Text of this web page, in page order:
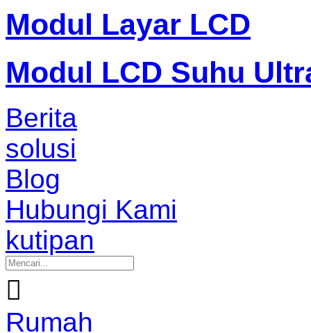
Modul Layar LCD
Modul LCD Suhu
Berita
solusi
Blog
Hubungi Kami
kutipan

Rumah